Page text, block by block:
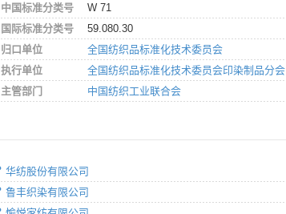
中国标准分类号
W 71
国际标准分类号
59.080.30
归口单位
全国纺织品标准化技术委员会
执行单位
全国纺织品标准化技术委员会印染制品分会
主管部门
中国纺织工业联合会
华纺股份有限公司
鲁丰织染有限公司